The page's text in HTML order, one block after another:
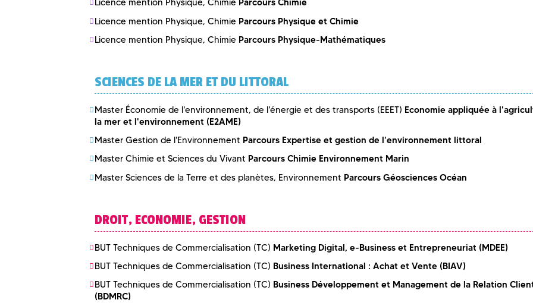
Licence mention Physique, Chimie Parcours Chimie
Licence mention Physique, Chimie Parcours Physique et Chimie
Licence mention Physique, Chimie Parcours Physique-Mathématiques
SCIENCES DE LA MER ET DU LITTORAL
Master Économie de l'environnement, de l'énergie et des transports (EEET) Economie appliquée à
la mer et l'environnement (E2AME)
Master Gestion de l'Environnement Parcours Expertise et gestion de l'environnement littoral
Master Chimie et Sciences du Vivant Parcours Chimie Environnement Marin
Master Sciences de la Terre et des planètes, Environnement Parcours Géosciences Océan
DROIT, ECONOMIE, GESTION
BUT Techniques de Commercialisation (TC) Marketing Digital, e-Business et Entrepreneuriat (MDEE)
BUT Techniques de Commercialisation (TC) Business International : Achat et Vente (BIAV)
BUT Techniques de Commercialisation (TC) Business Développement et Management de la Relation
(BDMRC)